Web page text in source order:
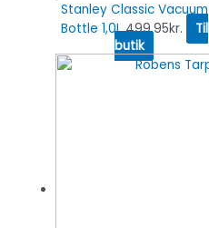
Stanley Classic Vacuum
Bottle 1,0L 499.95kr.
Til
butik